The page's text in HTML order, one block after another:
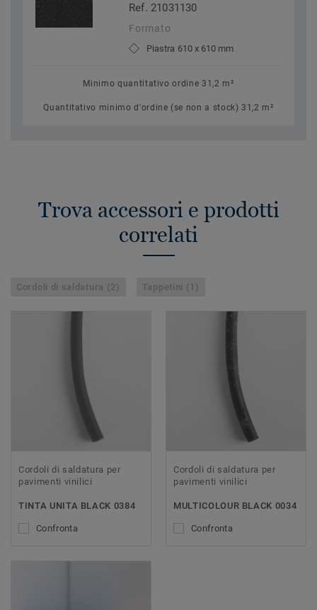
Ref. 21031130
Formato
Piastra 610 x 610 mm
Minimo quantitativo ordine 31,2 m²
Quantitativo minimo d'ordine (se non a stock) 31,2 m²
Trova accessori e prodotti
correlati
Cordoli di saldatura (2) Tappetini (1)
Cordoli di saldatura per
pavimenti vinilici
TINTA UNITA BLACK 0384
Confronta
Cordoli di saldatura per
pavimenti vinilici
MULTICOLOUR BLACK 0034
Confronta